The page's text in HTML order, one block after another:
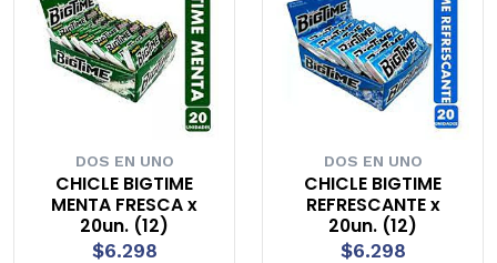
DOS EN UNO
CHICLE BIGTIME
MENTA FRESCA x
20un. (12)
$6.298
DOS EN UNO
CHICLE BIGTIME
REFRESCANTE x
20un. (12)
$6.298